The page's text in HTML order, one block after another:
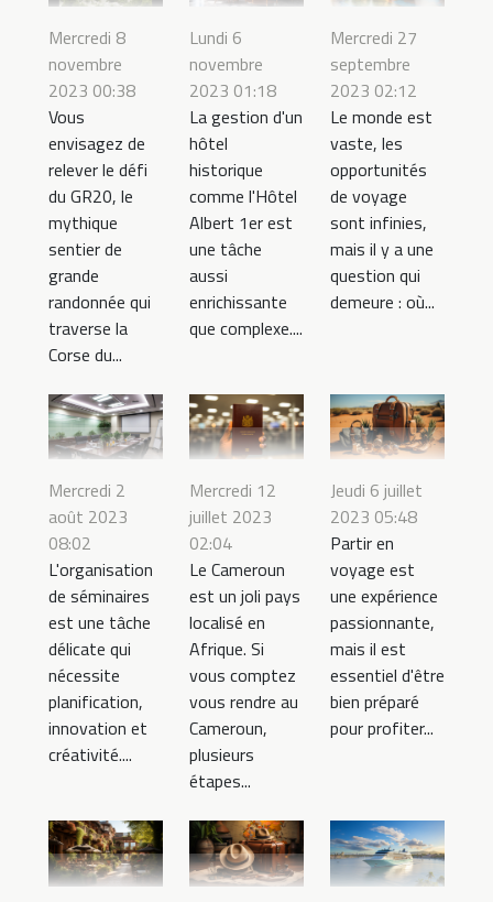
Mercredi 8
novembre
2023 00:38
Vous
envisagez de
relever le défi
du GR20, le
mythique
sentier de
grande
randonnée qui
traverse la
Corse du...
Lundi 6
novembre
2023 01:18
La gestion d'un
hôtel
historique
comme l'Hôtel
Albert 1er est
une tâche
aussi
enrichissante
que complexe....
Mercredi 27
septembre
2023 02:12
Le monde est
vaste, les
opportunités
de voyage
sont infinies,
mais il y a une
question qui
demeure : où...
Mercredi 2
août 2023
08:02
L'organisation
de séminaires
est une tâche
délicate qui
nécessite
planification,
innovation et
créativité....
Mercredi 12
juillet 2023
02:04
Le Cameroun
est un joli pays
localisé en
Afrique. Si
vous comptez
vous rendre au
Cameroun,
plusieurs
étapes...
Jeudi 6 juillet
2023 05:48
Partir en
voyage est
une expérience
passionnante,
mais il est
essentiel d'être
bien préparé
pour profiter...